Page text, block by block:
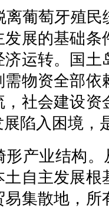
萄牙殖民
展的基础
运转。国
物资全部
社会建设
陷入困境，
业结构。
自主发展
集散地，